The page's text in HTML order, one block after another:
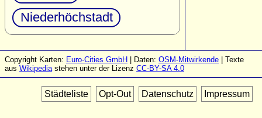
Niederhöchstadt
Copyright Karten: Euro-Cities GmbH | Daten: OSM-Mitwirkende | Texte
aus Wikipediastehen unter der Lizenz CC-BY-SA 4.0
Städteliste Opt-Out Datenschutz Impressum